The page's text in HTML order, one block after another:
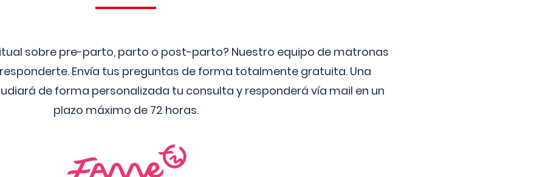
sobre pre-parto, parto o post-parto? Nuestro equipo de matronas
Envía tus preguntas de forma totalmente gratuita. Una
de forma personalizada tu consulta y responderá vía mail en un
plazo máximo de 72 horas.